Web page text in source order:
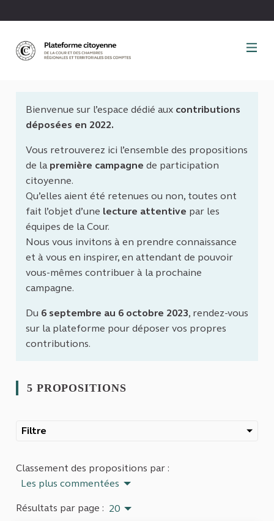
Bienvenue sur l’espace dédié aux contributions
déposées en 2022.
Vous retrouverez ici l’ensemble des propositions
de la première campagne de participation
citoyenne.
Qu’elles aient été retenues ou non, toutes ont
fait l’objet d’une lecture attentive par les
équipes de la Cour.
Nous vous invitons à en prendre connaissance
et à vous en inspirer, en attendant de pouvoir
vous-mêmes contribuer à la prochaine
campagne.
Du 6 septembre au 6 octobre 2023, rendez-vous
sur la plateforme pour déposer vos propres
contributions.
5 PROPOSITIONS
Filtre
Classement des propositions par :
Les plus commentées
Résultats par page : 20